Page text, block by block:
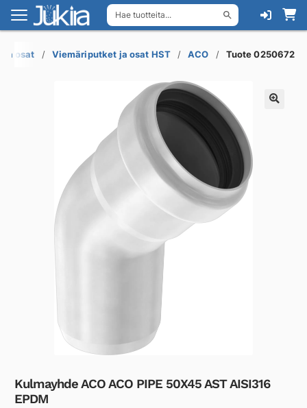
Hae tuotteita...
Siirry
navigointiin
Siirry
sisältöön
ja osat Viemäriputket ja osat HST ACO Tuote 0250672
Kulmayhde ACO ACO PIPE 50X45 AST AISI316
EPDM